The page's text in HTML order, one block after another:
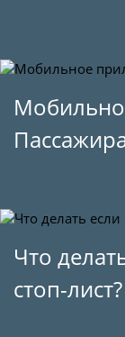
Что
стоп-лист?